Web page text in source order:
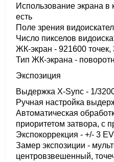
Использование экрана в
есть
Поле зрения
Число пикселов
ЖК-экран - 921600
Тип ЖК-экрана -
Экспозиция
Выдержка X-Sync - 1/
Ручная настройка
Автоматическая
приоритетом затвора, с
Экспокоррекция - +/- 3
Замер экспозиции -
центровзвешенный,